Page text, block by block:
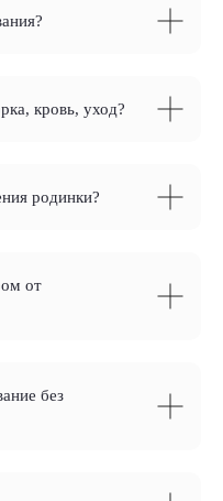
кровь, уход?
родинки?
от
без